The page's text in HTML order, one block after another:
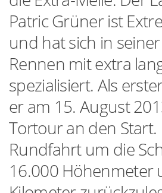
Patric Grüner ist
und hat sich in
Rennen mit extra
spezialisiert. Als
er am 15. August
Tortour an den Start.
Rundfahrt um die
16.000 Höhenmeter